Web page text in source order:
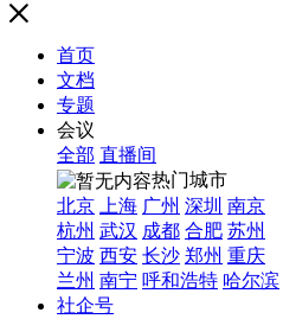
首页
文档
专题
会议
全部 直播间
热门城市
北京
上海 广州 深圳 南京
杭州 武汉 成都 合肥 苏州
宁波 西安 长沙 郑州 重庆
兰州 南宁 呼和浩特 哈尔滨
社企号